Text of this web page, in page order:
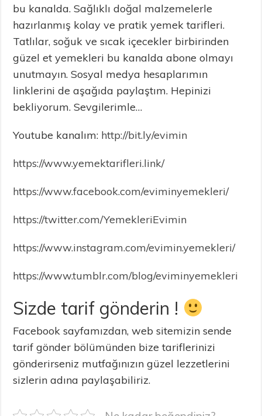
bu kanalda. Sağlıklı doğal malzemelerle
hazırlanmış kolay ve pratik yemek tarifleri.
Tatlılar, soğuk ve sıcak içecekler birbirinden
güzel et yemekleri bu kanalda abone olmayı
unutmayın. Sosyal medya hesaplarımın
linklerini de aşağıda paylaştım. Hepinizi
bekliyorum. Sevgilerimle…
Youtube kanalım: http://bit.ly/evimin
https://www.yemektarifleri.link/
https://www.facebook.com/eviminyemekleri/
https://twitter.com/YemekleriEvimin
https://www.instagram.com/evimin.yemekleri/
https://www.tumblr.com/blog/eviminyemekleri
Sizde tarif gönderin !
Facebook sayfamızdan, web sitemizin sende
tarif gönder bölümünden bize tariflerinizi
gönderirseniz mutfağınızın güzel lezzetlerini
sizlerin adına paylaşabiliriz.